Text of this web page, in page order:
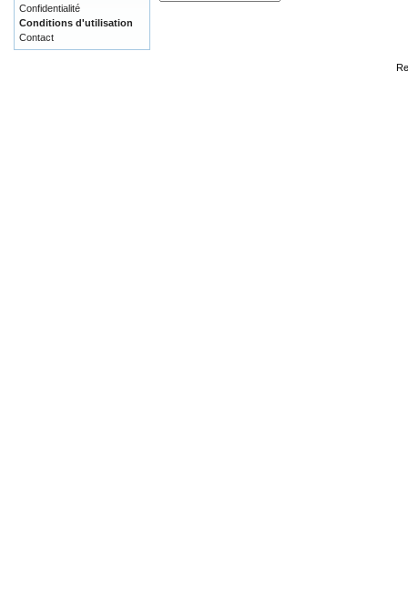
Confidentialité
Conditions d'utilisation
Contact